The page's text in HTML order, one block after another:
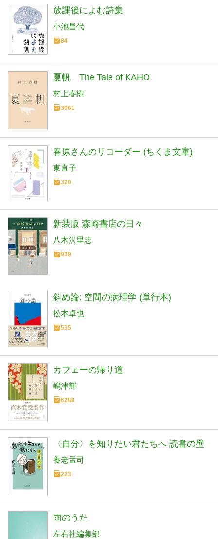
放課後によむ詩集
小池昌代
84
夏帆 The Tale of KAHO
村上春樹
3061
春原さんのリコーダー (ちくま文庫)
東直子
320
新装版 森崎書店の日々
八木沢里志
939
斜め論: 空間の病理学 (単行本)
松本卓也
535
カフェーの帰り道
嶋津輝
6288
〈自分〉を知りたい君たちへ 読書の壁
養老孟司
223
雨のうた
左右社編集部